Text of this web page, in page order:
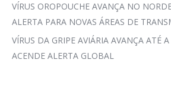
VÍRUS OROPOUCHE AVANÇA NO
ALERTA PARA NOVAS ÁREAS DE
VÍRUS DA GRIPE AVIÁRIA AVANÇA ATÉ
ACENDE ALERTA GLOBAL